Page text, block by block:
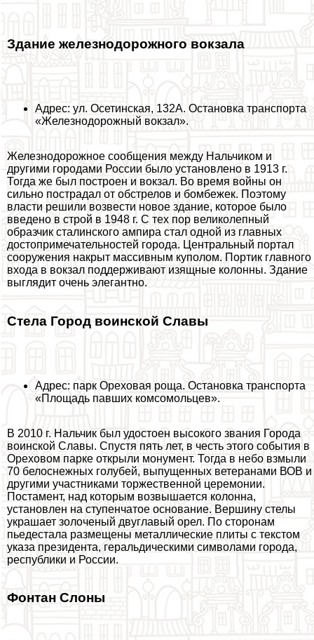
Здание железнодорожного вокзала
Адрес: ул. Осетинская, 132А. Остановка трaнcпорта
«Железнодорожный вокзал».
Железнодорожное сообщения между Нальчиком и
другими городами России было установлено в 1913 г.
Тогда же был построен и вокзал. Во время войны он
сильно пострадал от обстрелов и бомбежек. Поэтому
власти решили возвести новое здание, которое было
введено в строй в 1948 г. С тех пор великолепный
образчик сталинского ампира стал одной из главных
достопримечательностей города. Центральный портал
сооружения накрыт массивным куполом. Портик главного
входа в вокзал поддерживают изящные колонны. Здание
выглядит очень элегантно.
Стела Город воинской Славы
Адрес: парк Ореховая роща. Остановка трaнcпорта
«Площадь павших комсомольцев».
В 2010 г. Нальчик был удостоен высокого звания Города
воинской Славы. Спустя пять лет, в честь этого события в
Ореховом парке открыли монумент. Тогда в небо взмыли
70 белоснежных гoлyбей, выпущенных ветеранами ВОВ и
другими участниками торжественной церемонии.
Постамент, над которым возвышается колонна,
установлен на ступенчатое основание. Вершину стелы
украшает золоченый двуглавый орел. По сторонам
пьедестала размещены металлические плиты с текстом
указа президента, геральдическими символами города,
республики и России.
Фонтан Слоны